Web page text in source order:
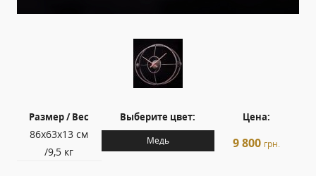
Размер / Вес Выберите цвет: Цена:
86х63х13 см
/9,5 кг
Медь 9 800 грн.